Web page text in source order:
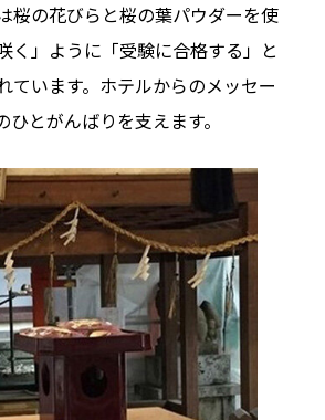
桜の花びらと桜の葉パウダーを使
く」ように「受験に合格する」と
ています。ホテルからのメッセー
とがんばりを支えます。